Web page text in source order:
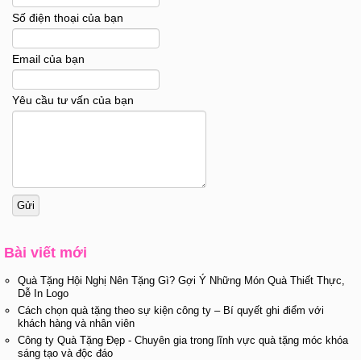
Số điện thoại của bạn
Email của bạn
Yêu cầu tư vấn của bạn
Bài viết mới
Quà Tặng Hội Nghị Nên Tặng Gì? Gợi Ý Những Món Quà Thiết Thực,
Dễ In Logo
Cách chọn quà tặng theo sự kiện công ty – Bí quyết ghi điểm với
khách hàng và nhân viên
Công ty Quà Tặng Đẹp - Chuyên gia trong lĩnh vực quà tặng móc khóa
sáng tạo và độc đáo